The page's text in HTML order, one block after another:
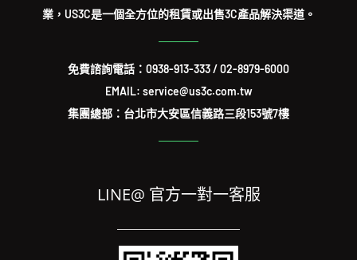
業，US3C是一個全方位的租賃或出售3C產品解決渠道。
免費諮詢電話： 0938-913-333/02-8979-6000
EMAIL: service@us3c.com.tw
集團總部：台北市大安區信義路三段153號7樓
LINE@ 官方一對一客服